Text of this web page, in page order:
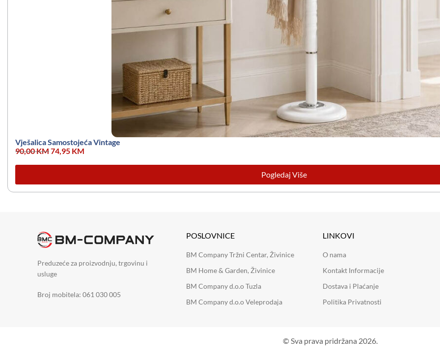
Vješalica Samostojeća Vintage
90,00KM74,95 KM
Pogledaj Više
Preduzeće za proizvodnju, trgovinu i
usluge
Broj mobitela: 061 030 005
POSLOVNICE
BM Company Tržni Centar, Živinice
BM Home & Garden, Živinice
BM Company d.o.o Tuzla
BM Company d.o.o Veleprodaja
LINKOVI
O nama
Kontakt Informacije
Dostava i Plaćanje
Politika Privatnosti
© Sva prava pridržana 2026.